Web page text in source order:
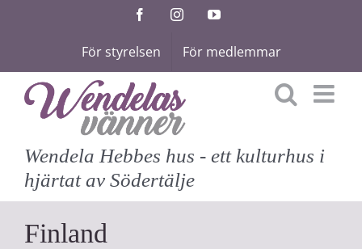
FacebookInstagramYouTube
För styrelsen För medlemmar
Wendela Hebbes hus - ett kulturhus i
hjärtat av Södertälje
Finland